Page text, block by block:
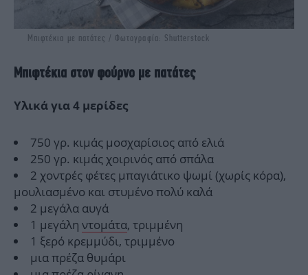
Μπιφτέκια με πατάτες / Φωτογραφία: Shutterstock
Μπιφτέκια στον φούρνο με πατάτες
Υλικά για 4 μερίδες
750 γρ. κιμάς μοσχαρίσιος από ελιά
250 γρ. κιμάς χοιρινός από σπάλα
2 χοντρές φέτες μπαγιάτικο ψωμί (χωρίς κόρα),
μουλιασμένο και στυμένο πολύ καλά
2 μεγάλα αυγά
1 μεγάλη ντομάτα, τριμμένη
1 ξερό κρεμμύδι, τριμμένο
μια πρέζα θυμάρι